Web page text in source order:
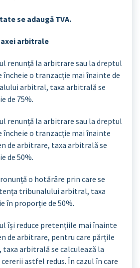
se adaugă TVA.
arbitrale
renunță la arbitrare sau la dreptul
încheie o tranzacție mai înainte de
arbitral, taxa arbitrală se
de 75%.
renunță la arbitrare sau la dreptul
încheie o tranzacție mai înainte
de arbitrare, taxa arbitrală se
de 50%.
o hotărâre prin care se
tribunalului arbitral, taxa
în proporție de 50%.
își reduce pretențiile mai înainte
de arbitrare, pentru care părțile
arbitrală se calculează la
astfel redus. În cazul în care